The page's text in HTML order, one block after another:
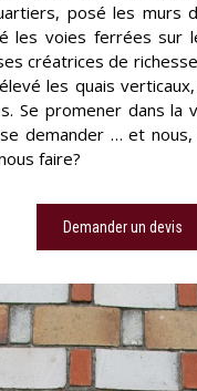
posé les murs
les voies ferrées sur
créatrices de
les quais
Se promener dans la
demander … et
faire?
Demander un devis